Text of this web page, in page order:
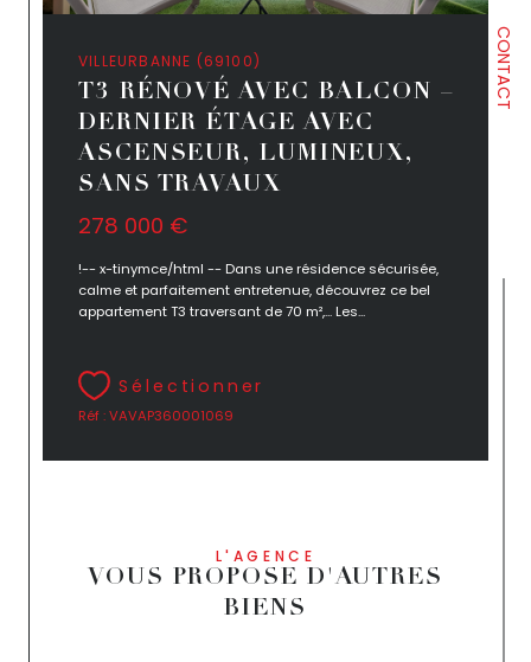
CONTACT
VILLEURBANNE (69100)
T3 RÉNOVÉ AVEC BALCON –
DERNIER ÉTAGE AVEC
ASCENSEUR, LUMINEUX,
SANS TRAVAUX
278 000 €
!-- x-tinymce/html -- Dans une résidence sécurisée,
calme et parfaitement entretenue, découvrez ce bel
appartement T3 traversant de 70 m²,... Les...
Sélectionner
Réf : VAVAP360001069
L'AGENCE
VOUS PROPOSE D'AUTRES
BIENS